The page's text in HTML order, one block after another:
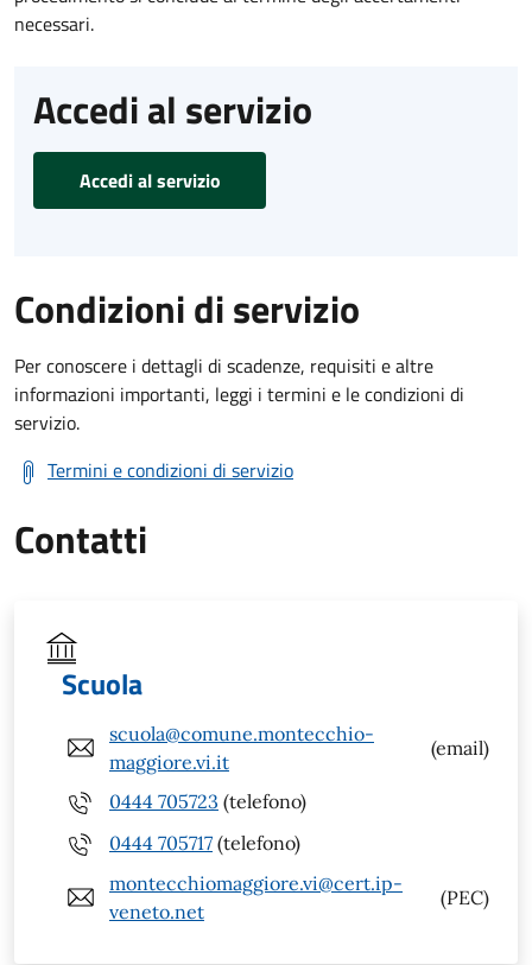
necessari.
Accedi al servizio
Accedi al servizio
Condizioni di servizio
Per conoscere i dettagli di scadenze, requisiti e altre
informazioni importanti, leggi i termini e le condizioni di
servizio.
Termini e condizioni di servizio
Contatti
Scuola
scuola@comune.montecchio-
maggiore.vi.it
(email)
0444 705723 (telefono)
0444 705717 (telefono)
montecchiomaggiore.vi@cert.ip-
veneto.net
(PEC)